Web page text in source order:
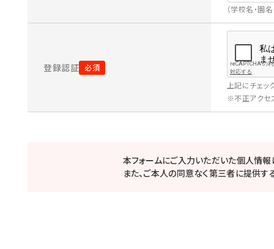
（学校名・園
登録認証
上記にチェッ
※不正アクセ
本フォームにご入力いただいた個人情
また、ご本人の同意なく第三者に提供す